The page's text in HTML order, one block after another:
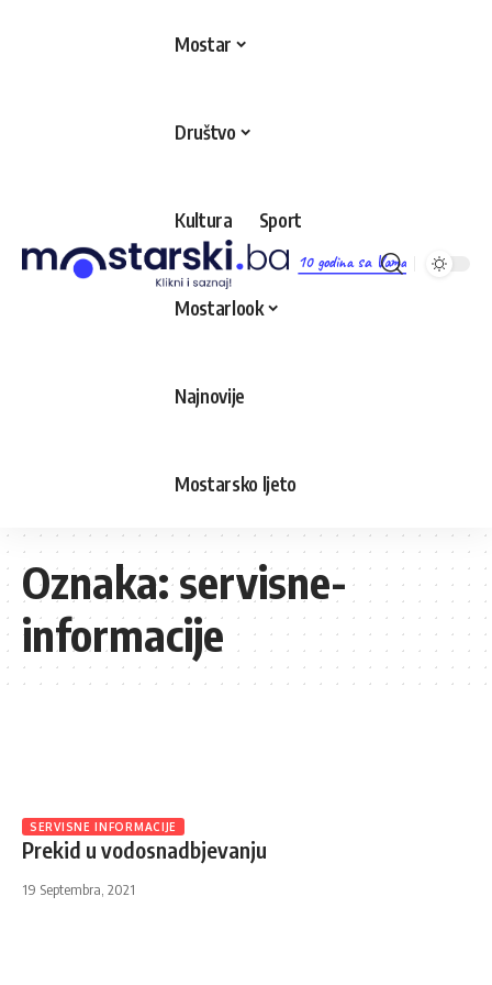
10 godina sa Vama
Mostar
Društvo
Kultura Sport
Mostarlook
Najnovije
Mostarsko ljeto
Oznaka:servisne-
informacije
SERVISNE INFORMACIJE
Prekid u vodosnadbjevanju
19 Septembra, 2021